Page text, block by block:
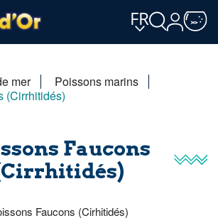
FR
mer
Poissons marins
(Cirrhitidés)
Faucons
Faucons (Cirhitidés)